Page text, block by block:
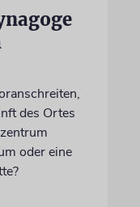
des Ortes
oder eine